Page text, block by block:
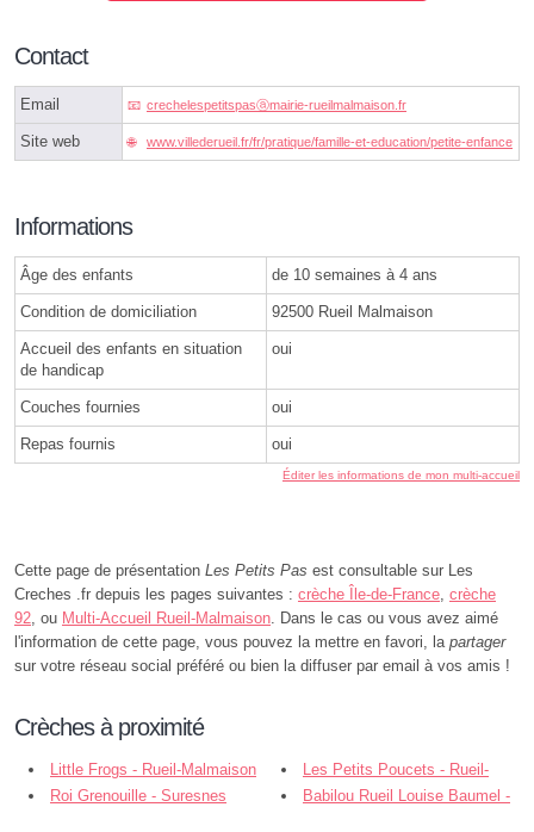
Contact
Email crechelespetitspasⓐmairie-rueilmalmaison.fr
Site web www.villederueil.fr/fr/pratique/famille-et-education/petite-enfance
Informations
Âge des enfants de 10 semaines à 4 ans
Condition de domiciliation 92500 Rueil Malmaison
Accueil des enfants en situation
de handicap
oui
Couches fournies oui
Repas fournis oui
Éditer les informations de mon multi-accueil
Cette page de présentation Les Petits Pas est consultable sur Les
Creches .fr depuis les pages suivantes : crèche Île-de-France, crèche
92, ou Multi-Accueil Rueil-Malmaison. Dans le cas ou vous avez aimé
l'information de cette page, vous pouvez la mettre en favori, la partager
sur votre réseau social préféré ou bien la diffuser par email à vos amis !
Crèches à proximité
Little Frogs - Rueil-Malmaison
Les Petits Poucets - Rueil-
Malmaison
Roi Grenouille - Suresnes
Babilou Rueil Louise Baumel -